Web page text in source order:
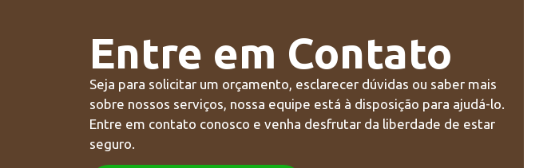
Entre em Contato
Seja para solicitar um orçamento, esclarecer dúvidas ou saber mais
sobre nossos serviços, nossa equipe está à disposição para ajudá-lo.
Entre em contato conosco e venha desfrutar da liberdade de estar
seguro.